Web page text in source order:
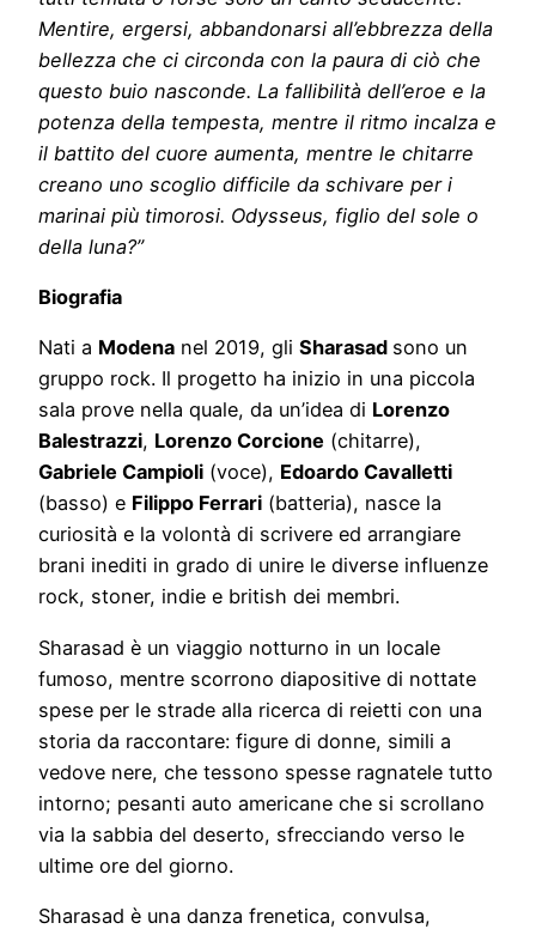
Mentire, ergersi, abbandonarsi all’ebbrezza della
bellezza che ci circonda con la paura di ciò che
questo buio nasconde. La fallibilità dell’eroe e la
potenza della tempesta, mentre il ritmo incalza e
il battito del cuore aumenta, mentre le chitarre
creano uno scoglio difficile da schivare per i
marinai più timorosi. Odysseus, figlio del sole o
della luna?”
Biografia
Nati a Modena nel 2019, gli Sharasad sono un
gruppo rock. Il progetto ha inizio in una piccola
sala prove nella quale, da un’idea di Lorenzo
Balestrazzi, Lorenzo Corcione (chitarre),
Gabriele Campioli (voce), Edoardo Cavalletti
(basso) e Filippo Ferrari (batteria), nasce la
curiosità e la volontà di scrivere ed arrangiare
brani inediti in grado di unire le diverse influenze
rock, stoner, indie e british dei membri.
Sharasad è un viaggio notturno in un locale
fumoso, mentre scorrono diapositive di nottate
spese per le strade alla ricerca di reietti con una
storia da raccontare: figure di donne, simili a
vedove nere, che tessono spesse ragnatele tutto
intorno; pesanti auto americane che si scrollano
via la sabbia del deserto, sfrecciando verso le
ultime ore del giorno.
Sharasad è una danza frenetica, convulsa,